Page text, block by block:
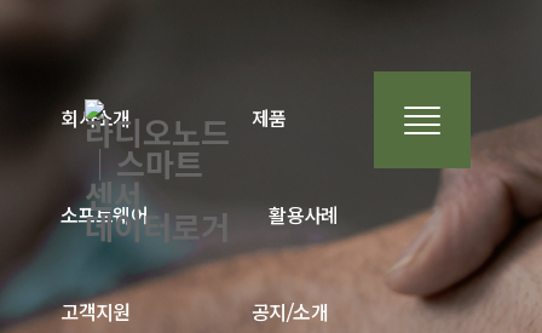
회사소개 제품
소프트웨어 활용사례
고객지원 공지/소개